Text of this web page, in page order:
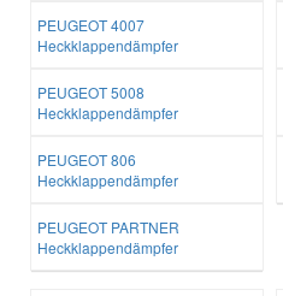
PEUGEOT 4007
Heckklappendämpfer
PEUGEOT 5008
Heckklappendämpfer
PEUGEOT 806
Heckklappendämpfer
PEUGEOT PARTNER
Heckklappendämpfer